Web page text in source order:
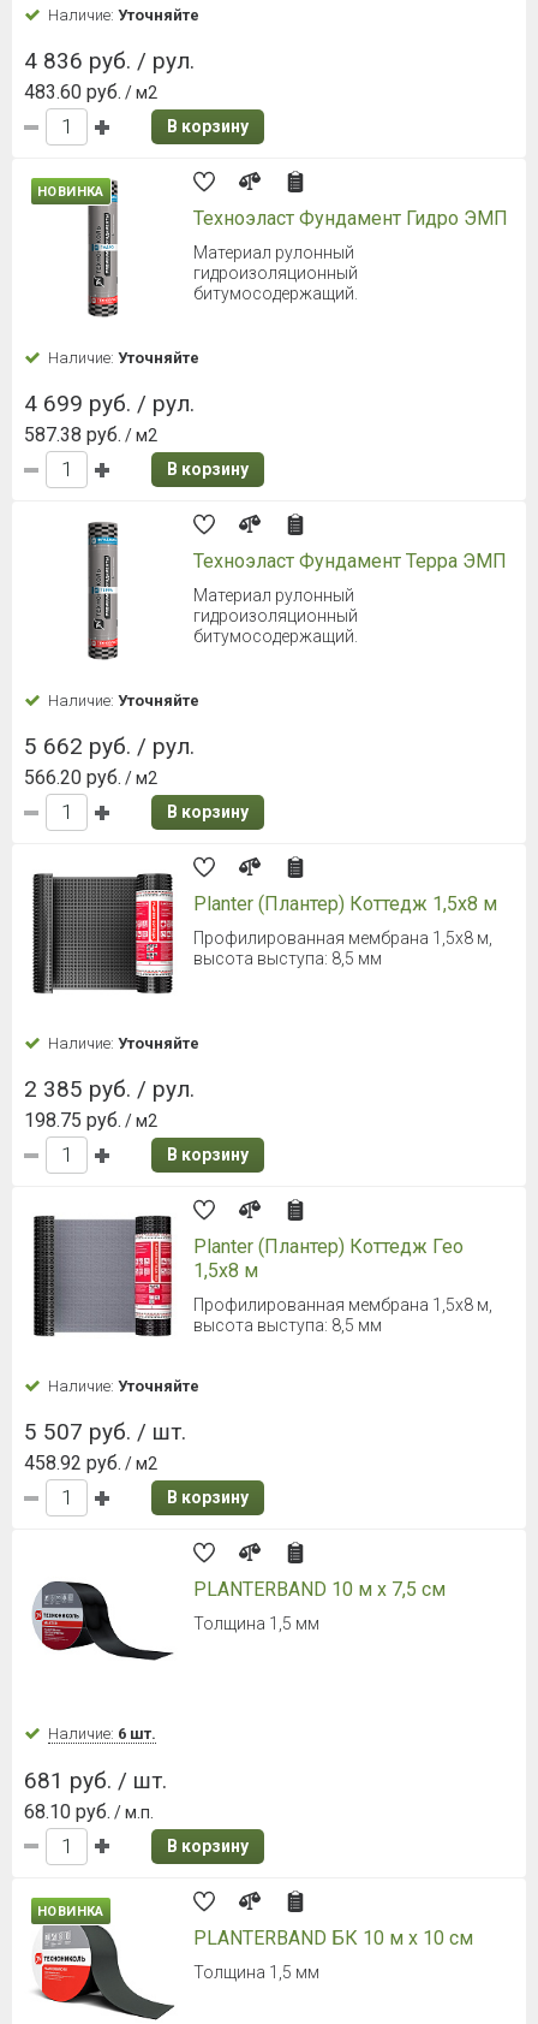
Наличие: Уточняйте
4 836 руб. / рул.
483.60 руб. / м2
В корзину
НОВИНКА
Техноэласт Фундамент Гидро ЭМП
Материал рулонный
гидроизоляционный
битумосодержащий.
Наличие: Уточняйте
4 699 руб. / рул.
587.38 руб. / м2
В корзину
Техноэласт Фундамент Терра ЭМП
Материал рулонный
гидроизоляционный
битумосодержащий.
Наличие: Уточняйте
5 662 руб. / рул.
566.20 руб. / м2
В корзину
Planter (Плантер) Коттедж 1,5х8 м
Профилированная мембрана 1,5х8 м,
высота выступа: 8,5 мм
Наличие: Уточняйте
2 385 руб. / рул.
198.75 руб. / м2
В корзину
Planter (Плантер) Коттедж Гео
1,5х8 м
Профилированная мембрана 1,5х8 м,
высота выступа: 8,5 мм
Наличие: Уточняйте
5 507 руб. / шт.
458.92 руб. / м2
В корзину
PLANTERBAND 10 м х 7,5 см
Толщина 1,5 мм
Наличие: 6 шт.
681 руб. / шт.
68.10 руб. / м.п.
В корзину
НОВИНКА
PLANTERBAND БК 10 м х 10 см
Толщина 1,5 мм